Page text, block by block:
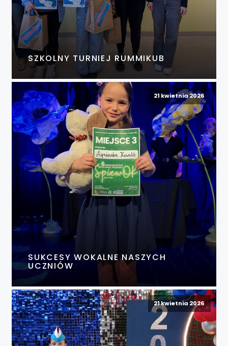
SZKOLNY TURNIEJ RUMMIKUB
21 kwietnia 2026
SUKCESY WOKALNE NASZYCH
UCZNIÓW
21 kwietnia 2026